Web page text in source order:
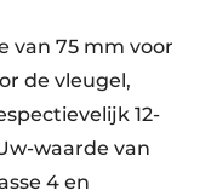
van 75 mm voor
de vleugel,
12-
waarde van
4 en